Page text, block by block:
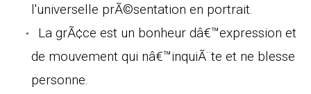
l'universelle prÃ©sentation en portrait.
La grÃ¢ce est un bonheur dâ€™expression et
de mouvement qui nâ€™inquiÃ¨te et ne blesse
personne.